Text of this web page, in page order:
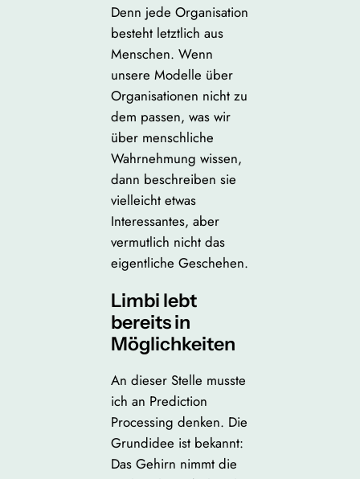
Denn jede Organisation
besteht letztlich aus
Menschen. Wenn
unsere Modelle über
Organisationen nicht zu
dem passen, was wir
über menschliche
Wahrnehmung wissen,
dann beschreiben sie
vielleicht etwas
Interessantes, aber
vermutlich nicht das
eigentliche Geschehen.
Limbi lebt
bereits in
Möglichkeiten
An dieser Stelle musste
ich an Prediction
Processing denken. Die
Grundidee ist bekannt:
Das Gehirn nimmt die